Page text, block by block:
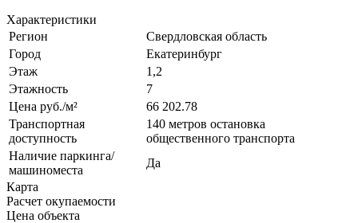
Характеристики
Регион
Свердловская область
Город
Екатеринбург
Этаж
1,2
Этажность
7
Цена руб./м²
66 202.78
Транспортная
доступность
140 метров остановка
общественного транспорта
Наличие паркинга/
машиноместа
Да
Карта
Расчет окупаемости
Цена объекта